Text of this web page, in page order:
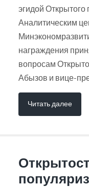
эгидой Открытого
Аналитическим
награждения
вопросам
Абызов и вице-
Читать далее